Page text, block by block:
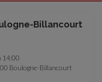
Billancourt
14:00
Boulogne-Billancourt